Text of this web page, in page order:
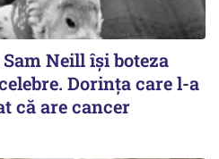
Neill își boteza
Dorința care l-a
că are cancer